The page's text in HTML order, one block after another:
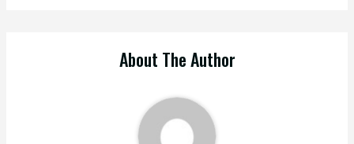
About The Author